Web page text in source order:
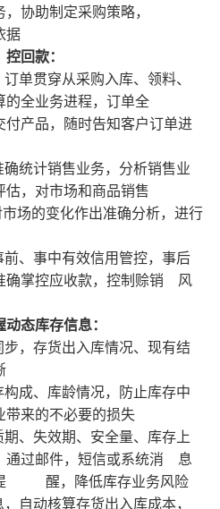
协助制定采购策略，
据
回款：
贯穿从采购入库、领料、
的全业务进程，订单全
产品，随时告知客户订单进
统计销售业务，分析销售业
，对市场和商品销售
场的变化作出准确分析，进行
、事中有效信用管控，事后
确掌控应收款，控制赊销 风
库存信息：
，存货出入库情况、现有结
成、库龄情况，防止库存中
带来的不必要的损失
、失效期、安全量、库存上
通过邮件，短信或系统消 息
提 醒，降低库存业务风险
动核算存货出入库成本，